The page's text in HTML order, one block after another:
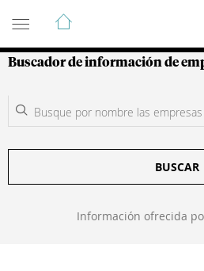
Guía de Empresas
Buscador de información de
BUSCAR
Información ofrecida